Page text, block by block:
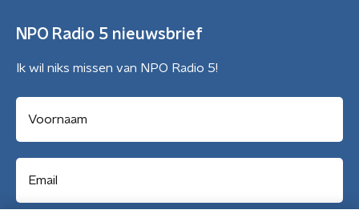
NPO Radio 5 nieuwsbrief
Ik wil niks missen van NPO Radio 5!